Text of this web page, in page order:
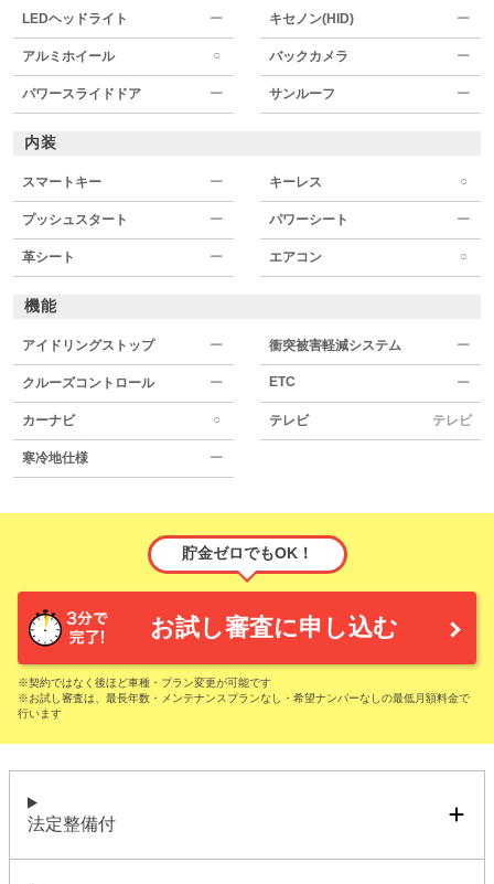
LEDヘッドライト ー キセノン(HID) ー
アルミホイール ○ バックカメラ ー
パワースライドドア ー サンルーフ ー
内装
スマートキー ー キーレス ○
プッシュスタート ー パワーシート ー
革シート ー エアコン ○
機能
アイドリングストップ ー 衝突被害軽減システム ー
クルーズコントロール ー ETC ー
カーナビ ○ テレビ テレビ
寒冷地仕様 ー
貯金ゼロでもOK！
お試し審査に申し込む
※契約ではなく後ほど車種・プラン変更が可能です
※お試し審査は、最長年数・メンテナンスプランなし・希望ナンバーなしの最低月額料金で
行います
法定整備付